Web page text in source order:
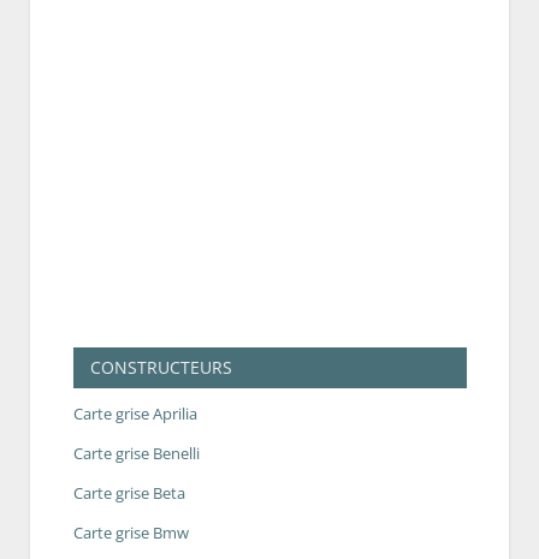
CONSTRUCTEURS
Carte grise Aprilia
Carte grise Benelli
Carte grise Beta
Carte grise Bmw